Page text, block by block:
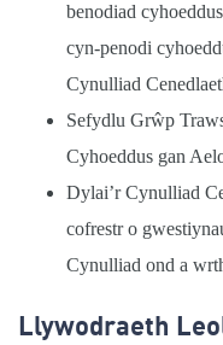
benodiad
cyn-penodi
Cynulliad
Sefydlu Grŵp
Cyhoeddus gan
Dylai’r Cynulliad
cofrestr o
Cynulliad ond a
Llywodraeth